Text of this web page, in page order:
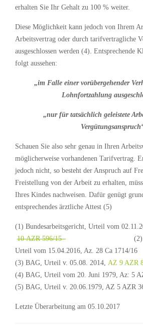
erhalten Sie Ihr Gehalt zu 100 % weiter.
Diese Möglichkeit kann jedoch von Ihrem
Arbeitsvertrag oder durch tarifvertragliche
ausgeschlossen werden (4). Entsprechende
folgt aussehen:
„im Falle einer vorübergehender
Lohnfortzahlung
„nur für tatsächlich geleistete
Schauen Sie also sehr genau in Ihren
möglicherweise vorhandenen Tarifvertrag.
jedoch nicht, so besteht der Anspruch auf
Freistellung von der Arbeit zu erhalten,
Ihres Kindes nachweisen. Dafür genügt
entsprechendes ärztliche Attest (5)
(1) Bundesarbeitsgericht, Urteil vom
10 AZR 596/15 (2)
Urteil vom 15.04.2016, Az. 28 Ca 1714/16
(3) BAG, Urteil v. 05.08. 2014, AZ 9 AZR
(4) BAG, Urteil vom 20. Juni 1979, Az: 5
(5) BAG, Urteil v. 20.06.1979, AZ 5 AZR
Letzte Überarbeitung am 05.10.2017